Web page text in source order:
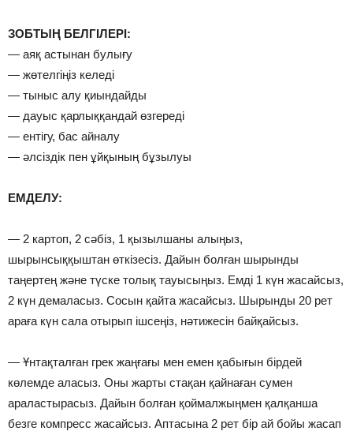
ЗОБТЫҢ БЕЛГІЛЕРІ:
— аяқ астынан булығу
— жөтелгіңіз келеді
— тыныс алу қиындайды
— дауыс қарлыққандай өзгереді
— ентігу, бас айналу
— әлсіздік пен ұйқының бұзылуы
ЕМДЕЛУ:
— 2 картоп, 2 сәбіз, 1 қызылшаны алыңыз,
шырынсыққыштан өткізесіз. Дайын болған шырынды
таңертең және түске толық тауысыңыз. Емді 1 күн жасайсыз,
2 күн демаласыз. Сосын қайта жасайсыз. Шырынды 20 рет
араға күн сала отырып ішсеңіз, нәтижесін байқайсыз.
— Ұнтақталған грек жаңғағы мен емен қабығын бірдей
көлемде аласыз. Оны жарты стақан қайнаған сумен
араластырасыз. Дайын болған қоймалжыңмен қалқанша
безге компресс жасайсыз. Аптасына 2 рет бір ай бойы жасап